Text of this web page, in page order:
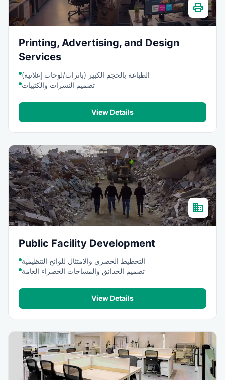
print
Printing, Advertising, and Design
Services
الطباعة بالحجم الكبير (بانرات/لوحات إعلانية)
تصميم النشرات والكتيبات
View Details
domain
Public Facility Development
التخطيط الحضري والامتثال للوائح التنظيمية
تصميم الحدائق والمساحات الخضراء العامة
View Details